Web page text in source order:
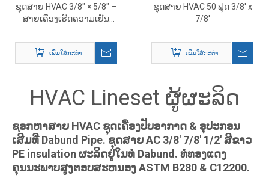
ຊຸດສາຍ HVAC 3/8″ × 5/8″ –
ສາຍເຄື່ອງເຮັດຄວາມເຢັນ
ສໍາລັບເຄື່ອງປັບອາກາດ
ເພີ່ມໃສ່ກະຕ່າ
ຊຸດສາຍ HVAC 50 ຟຸດ 3/8' x
7/8'
ເພີ່ມໃສ່ກະຕ່າ
HVAC Lineset ຜູ້ຜະລິດ
ຊອກຫາສາຍ HVAC ຊຸດເຄື່ອງປັບອາກາດ & ອຸປະກອນ
ເສີມທີ່ Dabund Pipe. ຊຸດສາຍ AC 3/8' 7/8' 1/2' ສີຂາວ
PE insulation ຜະລິດຢູ່ໃນທໍ່ Dabund. ທໍ່ທອງແດງ
ຄຸນນະພາບສູງຕອບສະຫນອງ ASTM B280 & C12200.